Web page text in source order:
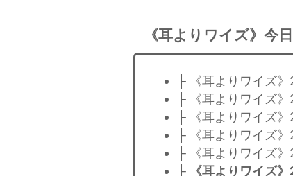
《耳よりワイズ》今
├ 《耳よりワイズ
├ 《耳よりワイズ
├ 《耳よりワイズ
├ 《耳よりワイズ
├ 《耳よりワイズ
├
《耳よりワイズ